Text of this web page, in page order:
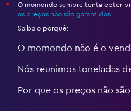
*
O momondo sempre tenta obter
os preços não são garantidos
Saiba o porquê:
O momondo não é o
Nós reunimos toneladas
Por que os preços não